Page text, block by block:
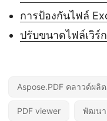
การป้องกันไฟล์
ปรับขนาดไฟล์เวิร์
Aspose.PDF คลาวด์ผ
PDF viewer พัฒนา